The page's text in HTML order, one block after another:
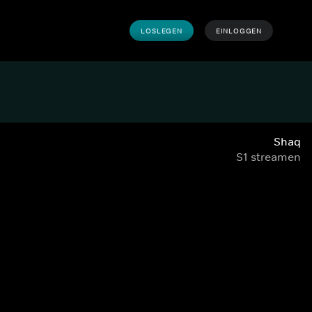
LOSLEGEN EINLOGGEN
Shaq
S1 streamen